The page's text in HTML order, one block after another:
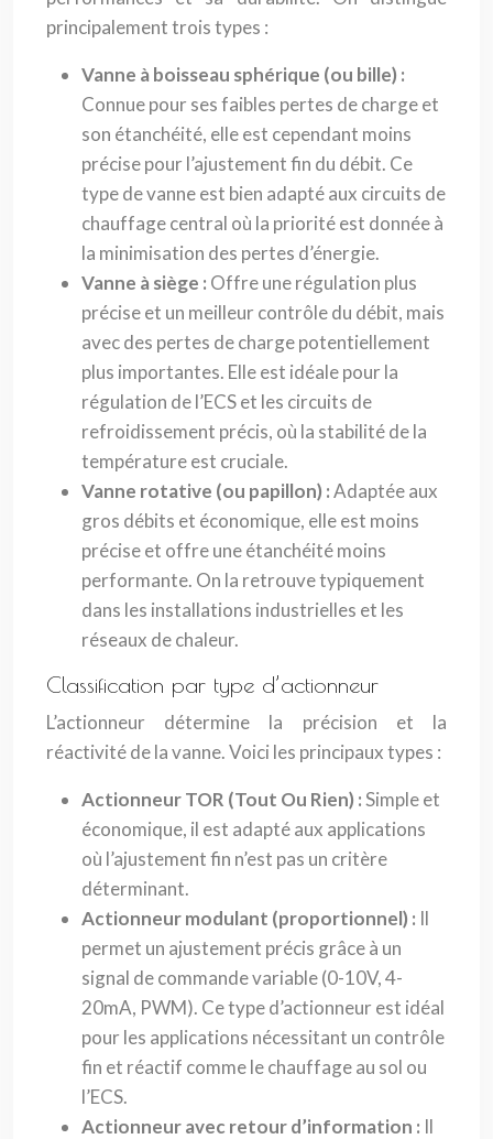
principalement trois types :
Vanne à boisseau sphérique (ou bille) :
Connue pour ses faibles pertes de charge et
son étanchéité, elle est cependant moins
précise pour l’ajustement fin du débit. Ce
type de vanne est bien adapté aux circuits de
chauffage central où la priorité est donnée à
la minimisation des pertes d’énergie.
Vanne à siège : Offre une régulation plus
précise et un meilleur contrôle du débit, mais
avec des pertes de charge potentiellement
plus importantes. Elle est idéale pour la
régulation de l’ECS et les circuits de
refroidissement précis, où la stabilité de la
température est cruciale.
Vanne rotative (ou papillon) :Adaptée aux
gros débits et économique, elle est moins
précise et offre une étanchéité moins
performante. On la retrouve typiquement
dans les installations industrielles et les
réseaux de chaleur.
Classification par type d’actionneur
L’actionneur détermine la précision et la
réactivité de la vanne. Voici les principaux types :
Actionneur TOR (Tout Ou Rien) :Simple et
économique, il est adapté aux applications
où l’ajustement fin n’est pas un critère
déterminant.
Actionneur modulant (proportionnel) : Il
permet un ajustement précis grâce à un
signal de commande variable (0-10V, 4-
20mA, PWM). Ce type d’actionneur est idéal
pour les applications nécessitant un contrôle
fin et réactif comme le chauffage au sol ou
l’ECS.
Actionneur avec retour d’information : Il